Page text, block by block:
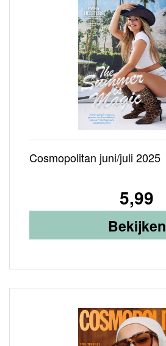
Cosmopolitan juni/juli 2025
5,99
Bekijken